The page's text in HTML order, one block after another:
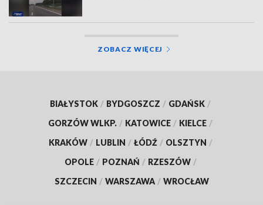
ZOBACZ WIĘCEJ
BIAŁYSTOK / BYDGOSZCZ / GDAŃSK /
GORZÓW WLKP. / KATOWICE / KIELCE /
KRAKÓW / LUBLIN / ŁÓDŹ / OLSZTYN /
OPOLE / POZNAŃ / RZESZÓW /
SZCZECIN / WARSZAWA / WROCŁAW